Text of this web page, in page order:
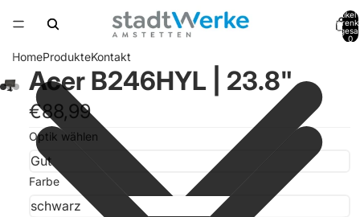
Artikel
0
HomeProdukteKontakt
Acer B246HYL | 23.8"
€88,99
Optik wählen
Farbe